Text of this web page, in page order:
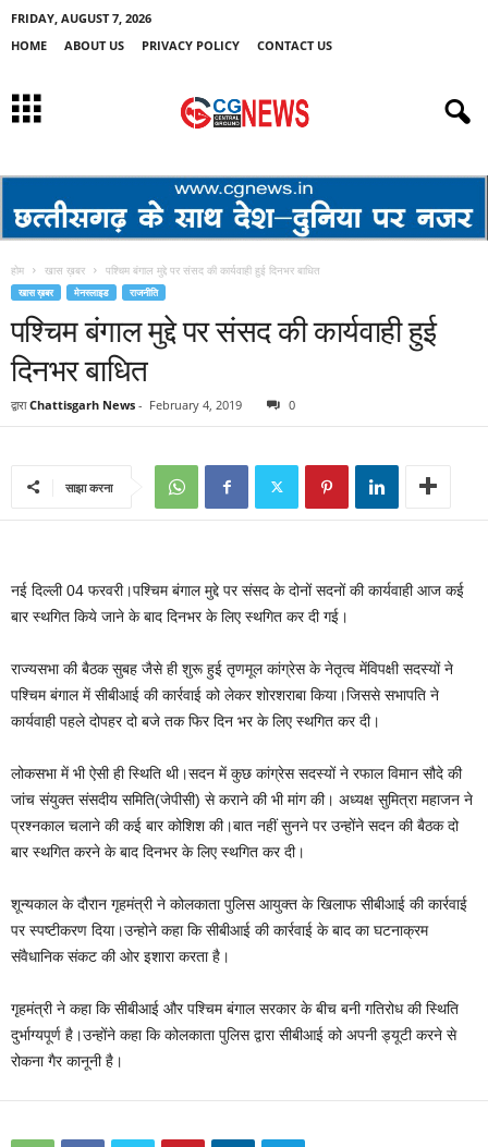
FRIDAY, AUGUST 7, 2026
HOME
ABOUT US PRIVACY POLICY CONTACT US
होम खास ख़बर पश्चिम बंगाल मुद्दे पर संसद की कार्यवाही हुई दिनभर बाधित
खास ख़बर मेनस्लाइड राजनीति
पश्चिम बंगाल मुद्दे पर संसद की कार्यवाही हुई
दिनभर बाधित
द्वारा Chattisgarh News - February 4, 2019 0
साझा करना
नई दिल्ली 04 फरवरी।पश्चिम बंगाल मुद्दे पर संसद के दोनों सदनों की कार्यवाही आज कई
बार स्‍थगित किये जाने के बाद दिनभर के लिए स्‍थगित कर दी गई।
राज्‍यसभा की बैठक सुबह जैसे ही शुरू हुई तृणमूल कांग्रेस के नेतृत्‍व मेंविपक्षी सदस्‍यों ने
पश्चिम बंगाल में सीबीआई की कार्रवाई को लेकर शोरशराबा किया।जिससे सभापति ने
कार्यवाही पहले दोपहर दो बजे तक फिर दिन भर के लिए स्‍थगित कर दी।
लोकसभा में भी ऐसी ही स्थिति थी।सदन में कुछ कांग्रेस सदस्‍यों ने रफाल विमान सौदे की
जांच संयुक्‍त संसदीय समिति(जेपीसी) से कराने की भी मांग की। अध्‍यक्ष सुमित्रा महाजन ने
प्रश्‍नकाल चलाने की कई बार कोशिश की।बात नहीं सुनने पर उन्‍होंने सदन की बैठक दो
बार स्‍थगित करने के बाद दिनभर के लिए स्‍थगित कर दी।
शून्‍यकाल के दौरान गृहमंत्री ने कोलकाता पुलिस आयुक्‍त के खिलाफ सीबीआई की कार्रवाई
पर स्‍पष्‍टीकरण दिया।उन्होने कहा कि सीबीआई की कार्रवाई के बाद का घटनाक्रम
संवैधानिक संकट की ओर इशारा करता है।
गृहमंत्री ने कहा कि सीबीआई और पश्चिम बंगाल सरकार के बीच बनी गतिरोध की स्थिति
दुर्भाग्‍यपूर्ण है।उन्‍होंने कहा कि कोलकाता पुलिस द्वारा सीबीआई को अपनी ड्यूटी करने से
रोकना गैर कानूनी है।